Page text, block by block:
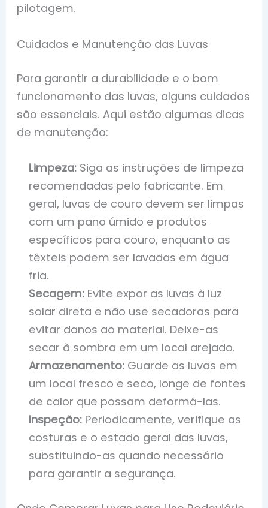
pilotagem.
Cuidados e Manutenção das Luvas
Para garantir a durabilidade e o bom
funcionamento das luvas, alguns cuidados
são essenciais. Aqui estão algumas dicas
de manutenção:
Limpeza: Siga as instruções de limpeza
recomendadas pelo fabricante. Em
geral, luvas de couro devem ser limpas
com um pano úmido e produtos
específicos para couro, enquanto as
têxteis podem ser lavadas em água
fria.
Secagem: Evite expor as luvas à luz
solar direta e não use secadoras para
evitar danos ao material. Deixe-as
secar à sombra em um local arejado.
Armazenamento: Guarde as luvas em
um local fresco e seco, longe de fontes
de calor que possam deformá-las.
Inspeção: Periodicamente, verifique as
costuras e o estado geral das luvas,
substituindo-as quando necessário
para garantir a segurança.